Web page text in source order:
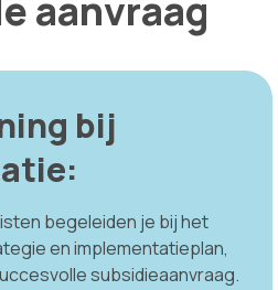
aanvraag
bij
begeleiden je bij het
en implementatieplan,
subsidieaanvraag.